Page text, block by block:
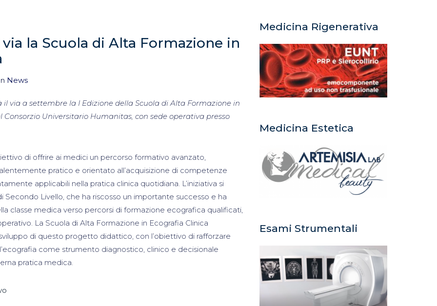
la Scuola di Alta Formazione in
News
il via a settembre la I Edizione della Scuola di Alta Formazione in
Consorzio Universitario Humanitas, con sede operativa presso
di offrire ai medici un percorso formativo avanzato,
pratico e orientato all’acquisizione di competenze
applicabili nella pratica clinica quotidiana. L’iniziativa si
Secondo Livello, che ha riscosso un importante successo e ha
classe medica verso percorsi di formazione ecografica qualificati,
La Scuola di Alta Formazione in Ecografia Clinica
di questo progetto didattico, con l’obiettivo di rafforzare
come strumento diagnostico, clinico e decisionale
pratica medica.
Medicina Rigenerativa
Medicina Estetica
Esami Strumentali